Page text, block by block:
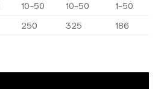
10-50 10-50
1-50
250 325 186